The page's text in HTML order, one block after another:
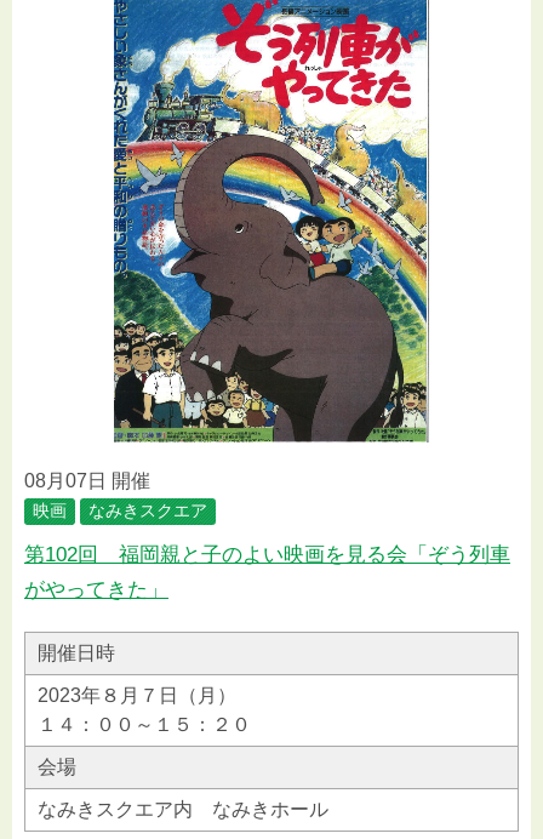
08月07日 開催
映画 なみきスクエア
第102回 福岡親と子のよい映画を見る会「ぞう列車
がやってきた」
開催日時
2023年８月７日（月）
１４：００～１５：２０
会場
なみきスクエア内 なみきホール